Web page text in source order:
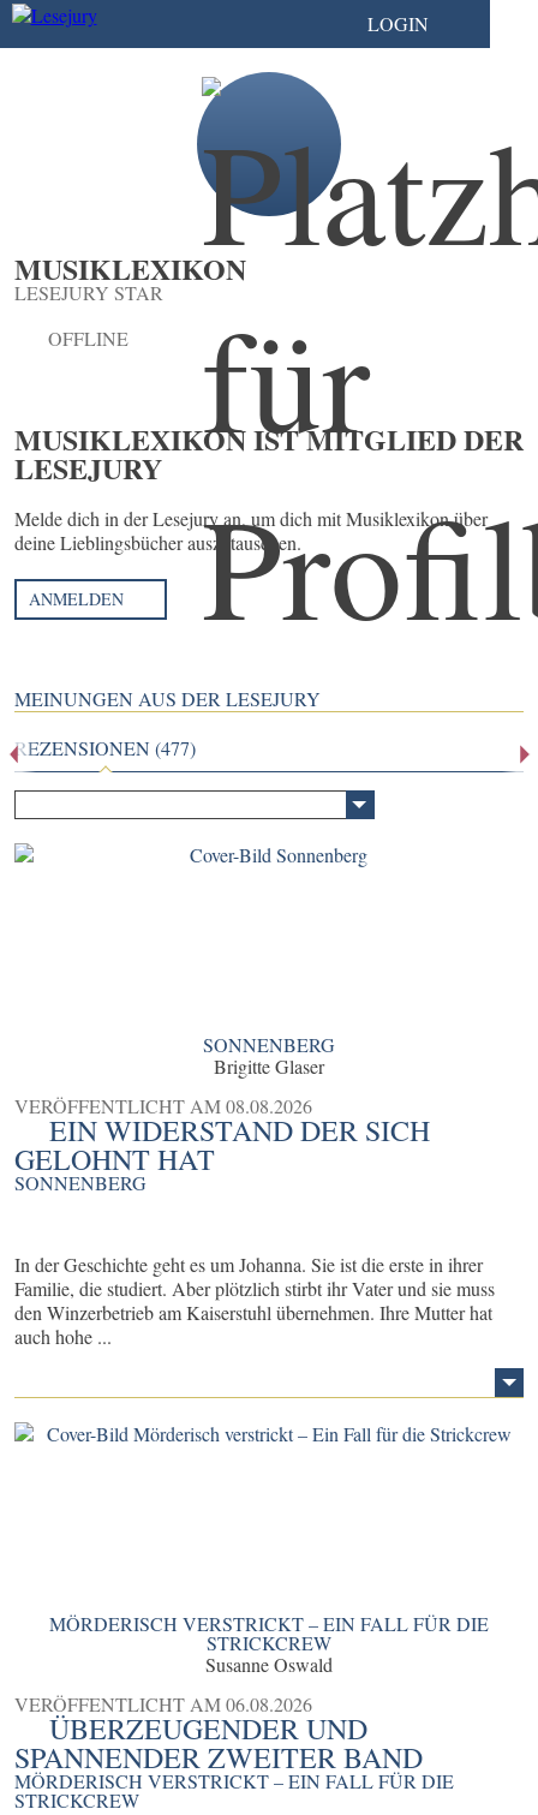
LOGIN
MUSIKLEXIKON
LESEJURY STAR
OFFLINE
MUSIKLEXIKON IST MITGLIED DER
LESEJURY
Melde dich in der Lesejury an, um dich mit Musiklexikon über
deine Lieblingsbücher auszutauschen.
ANMELDEN
MEINUNGEN AUS DER LESEJURY
REZENSIONEN (477)
SONNENBERG
Brigitte Glaser
VERÖFFENTLICHT AM08.08.2026
EIN WIDERSTAND DER SICH
GELOHNT HAT
SONNENBERG
In der Geschichte geht es um Johanna. Sie ist die erste in ihrer
Familie, die studiert. Aber plötzlich stirbt ihr Vater und sie muss
den Winzerbetrieb am Kaiserstuhl übernehmen. Ihre Mutter hat
auch hohe ...
MÖRDERISCH VERSTRICKT – EIN FALL FÜR DIE
STRICKCREW
Susanne Oswald
VERÖFFENTLICHT AM06.08.2026
ÜBERZEUGENDER UND
SPANNENDER ZWEITER BAND
MÖRDERISCH VERSTRICKT – EIN FALL FÜR DIE
STRICKCREW